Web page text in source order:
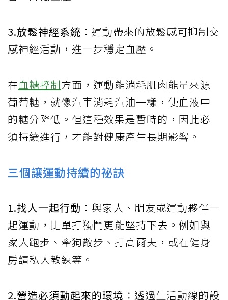
3.放鬆神經系統 ：運動帶來的放鬆感可抑制交
感神經活動，進一步穩定血壓。
在血糖控制方面，運動能消耗肌肉能量來源
葡萄糖，就像汽車消耗汽油一樣，使血液中
的糖分降低。但這種效果是暫時的，因此必
須持續進行，才能對健康產生長期影響。
三個讓運動持續的祕訣
1.找人一起行動 ：與家人、朋友或運動夥伴一
起運動，比單打獨鬥更能堅持下去。例如與
家人跑步、牽狗散步、打高爾夫，或在健身
房請私人教練等。
2.營造必須動起來的環境 ：透過生活動線的設